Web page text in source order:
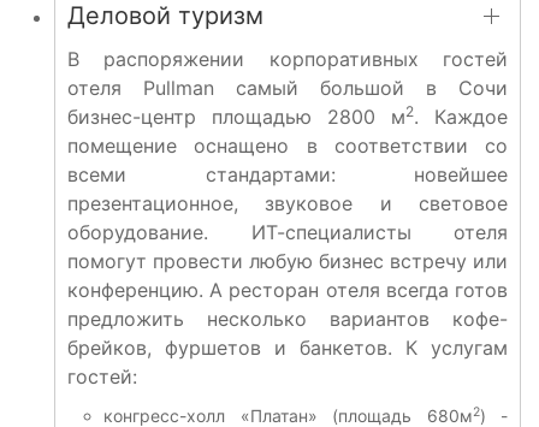
Деловой туризм
В распоряжении корпоративных гостей
отеля Pullman самый большой в Сочи
бизнес-центр площадью 2800 м2. Каждое
помещение оснащено в соответствии со
всеми стандартами: новейшее
презентационное, звуковое и световое
оборудование. ИТ-специалисты отеля
помогут провести любую бизнес встречу или
конференцию. А ресторан отеля всегда готов
предложить несколько вариантов кофе-
брейков, фуршетов и банкетов. К услугам
гостей:
конгресс-холл «Платан» (площадь 680м2) -